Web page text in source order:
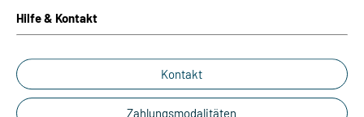
Hilfe & Kontakt
Kontakt
Zahlungsmodalitäten